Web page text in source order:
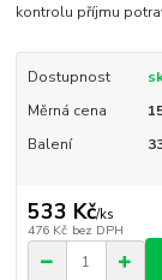
kontrolu příjmu
Dostupnost
Měrná cena
Balení
533 Kč/ks
476 Kč bez DPH